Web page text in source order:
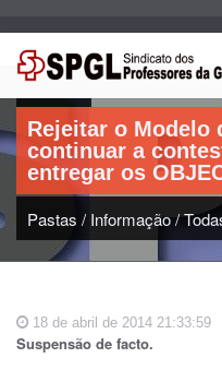
Artigo:
Rejeitar o Modelo
continuar a
entregar os
Pastas / Informação/
18 de abril de 2014 21:33:59
Suspensão de facto.